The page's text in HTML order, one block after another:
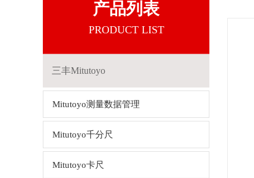
产品列表
PRODUCT LIST
三丰Mitutoyo
Mitutoyo测量数据管理
Mitutoyo千分尺
Mitutoyo卡尺